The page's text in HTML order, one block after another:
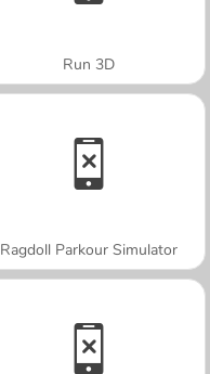
Run 3D
Ragdoll Parkour Simulator